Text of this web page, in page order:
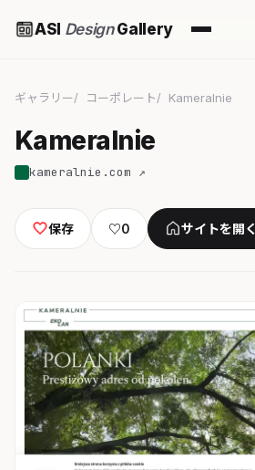
ASI DesignGallery
ギャラリー コーポレート Kameralnie
Kameralnie
kameralnie.com ↗
保存 ♡0 サイトを開く